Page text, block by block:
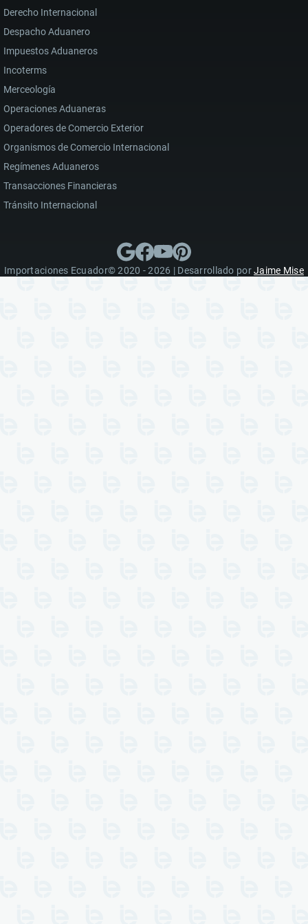
Derecho Internacional
Despacho Aduanero
Impuestos Aduaneros
Incoterms
Merceología
Operaciones Aduaneras
Operadores de Comercio Exterior
Organismos de Comercio Internacional
Regímenes Aduaneros
Transacciones Financieras
Tránsito Internacional
Importaciones Ecuador© 2020 - 2026 | Desarrollado porJaime Mise